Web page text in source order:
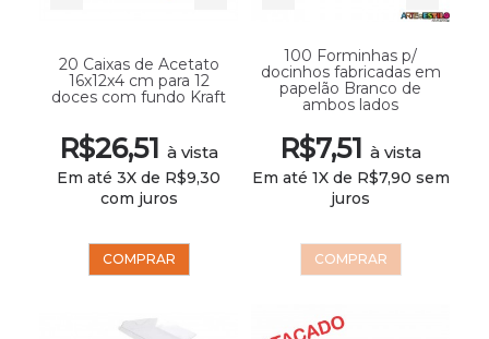
20 Caixas de Acetato
16x12x4 cm para 12
doces com fundo Kraft
R$26,51 à vista
Em até 3X de R$9,30
com juros
COMPRAR
100 Forminhas p/
docinhos fabricadas em
papelão Branco de
ambos lados
R$7,51 à vista
Em até 1X de R$7,90 sem
juros
COMPRAR